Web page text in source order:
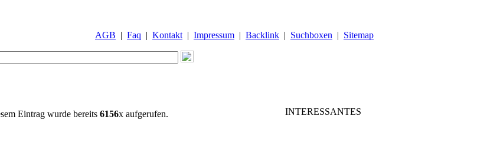
AGB | Faq | Kontakt | Impressum | Backlink | Suchboxen | Sitemap
Eintrag wurde bereits 6156x aufgerufen. INTERESSANTES